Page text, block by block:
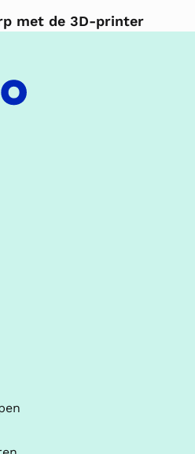
met de 3D-printer